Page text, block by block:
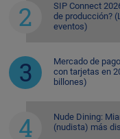
SIP Connect
de producción?
eventos)
Mercado de
con tarjetas en
billones)
Nude Dining:
(nudista) más